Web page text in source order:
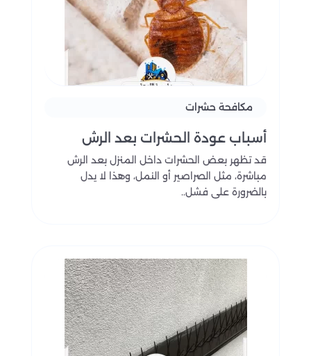
مكافحة حشرات
أسباب عودة الحشرات بعد الرش
قد تظهر بعض الحشرات داخل المنزل بعد الرش
مباشرة، مثل الصراصير أو النمل، وهذا لا يدل
بالضرورة على فشل..